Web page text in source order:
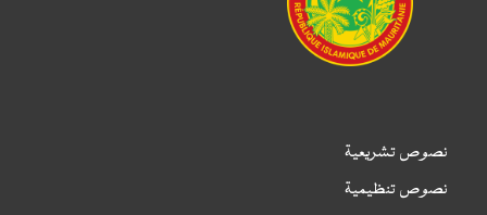
نصوص تشريعية
نصوص تنظيمية